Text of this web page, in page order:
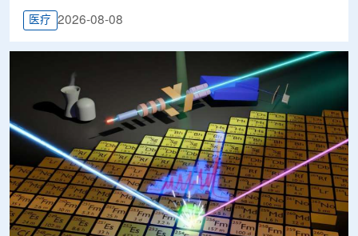
医疗 2026-08-08